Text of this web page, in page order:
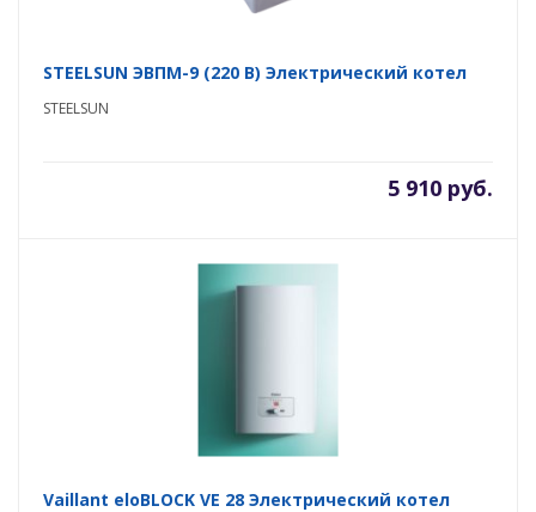
STEELSUN ЭВПМ-9 (220 В) Электрический котел
STEELSUN
5 910 руб.
Vaillant eloBLOCK VE 28 Электрический котел